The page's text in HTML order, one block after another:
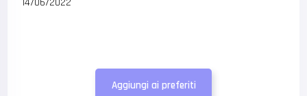
Aggiungi ai preferiti